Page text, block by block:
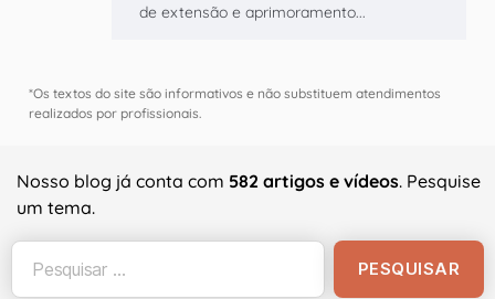
de extensão e aprimoramento...
*Os textos do site são informativos e não substituem atendimentos
realizados por profissionais.
Nosso blog já conta com 582 artigos e vídeos. Pesquise
um tema.